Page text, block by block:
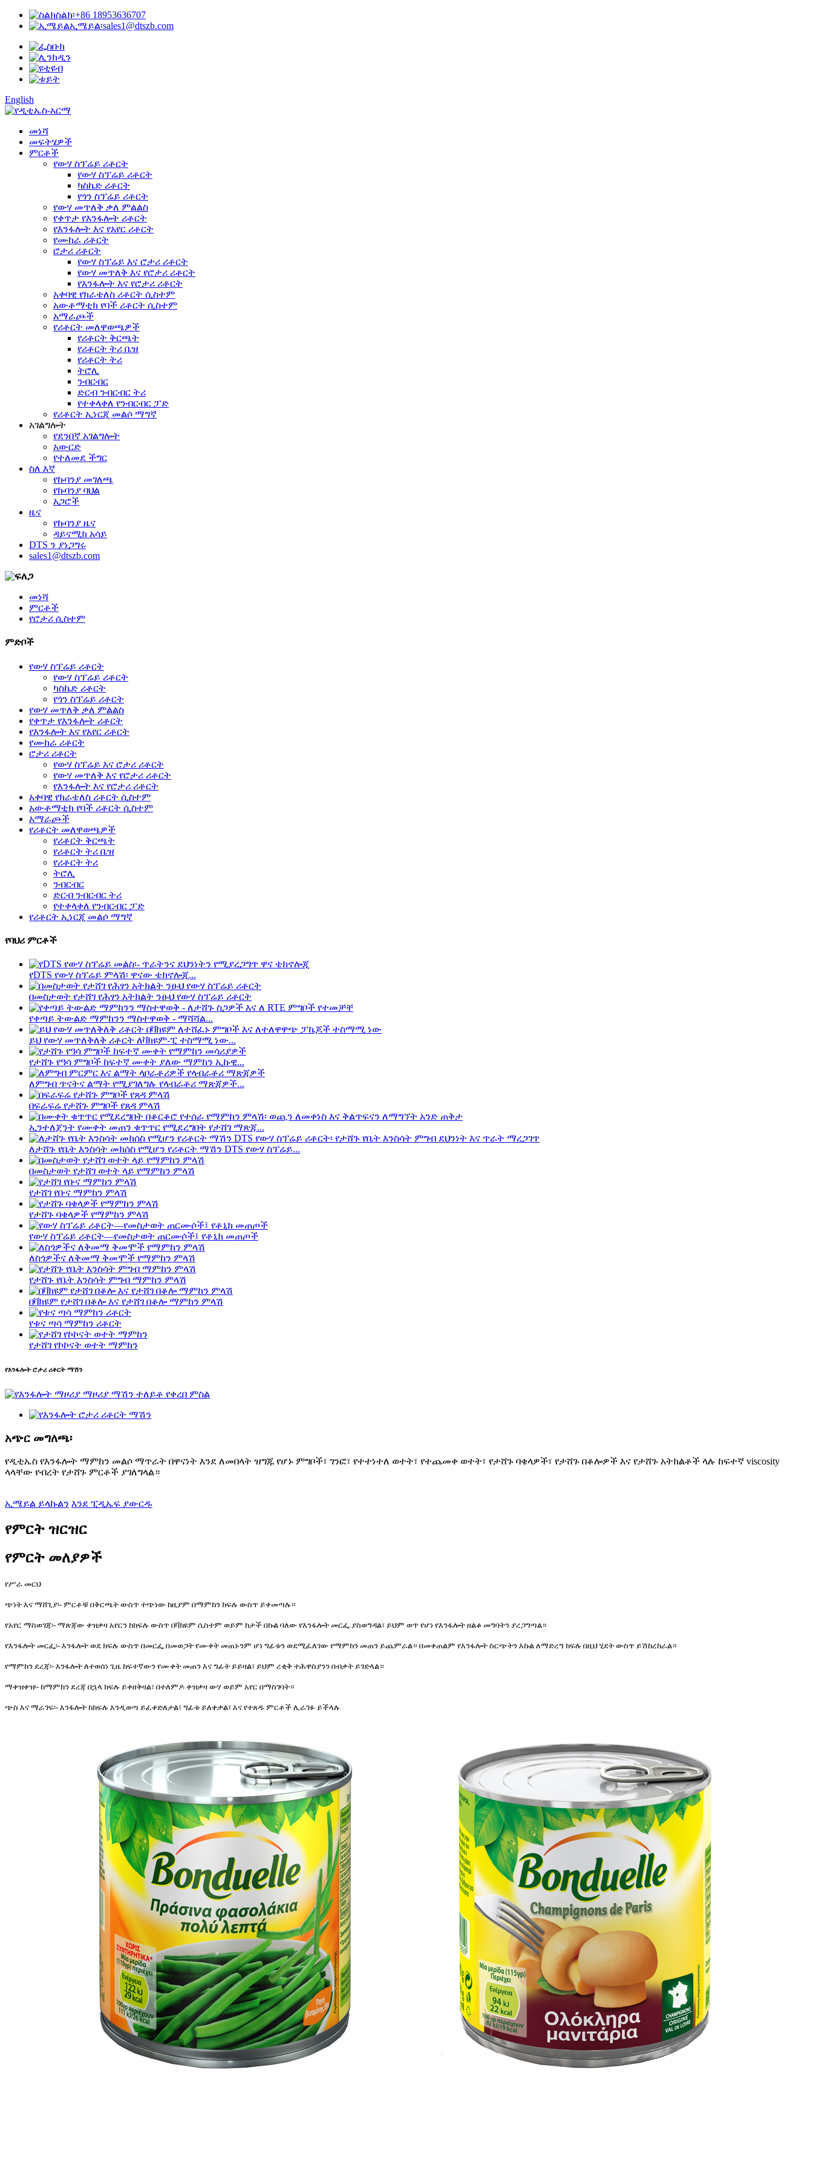
ስልክ፡+86 18953636707
ኢሜይል፡sales1@dtszb.com
English
መነሻ
መፍትሄዎች
ምርቶች
የውሃ ስፕሬይ ሪቶርት
የውሃ ስፕሬይ ሪቶርት
ካስኬድ ሪቶርት
የጎን ስፕሬይ ሪቶርት
የውሃ መጥለቅ ቃለ ምልልስ
የቀጥታ የእንፋሎት ሪቶርት
የእንፋሎት እና የአየር ሪቶርት
የሙከራ ሪቶርት
ሮታሪ ሪቶርት
የውሃ ስፕሬይ እና ሮታሪ ሪቶርት
የውሃ መጥለቅ እና የሮታሪ ሪቶርት
የእንፋሎት እና የሮታሪ ሪቶርት
አቀባዊ የክራቴለስ ሪቶርት ሲስተም
አውቶማቲክ የባች ሪቶርት ሲስተም
አማራጮች
የሪቶርት መለዋወጫዎች
የሪቶርት ቅርጫት
የሪቶርት ትሪ ቤዝ
የሪቶርት ትሪ
ትሮሊ
ንብርብር
ድርብ ንብርብር ትሪ
የተቀላቀለ የንብርብር ፓድ
የሪቶርት ኢነርጂ መልሶ ማግኛ
አገልግሎት
የደንበኛ አገልግሎት
አውርድ
የተለመደ ችግር
ስለ እኛ
የኩባንያ መገለጫ
የኩባንያ ባህል
አጋሮች
ዜና
የኩባንያ ዜና
ዳይናሚክ አሳይ
DTS ን ያነጋግሩ
sales1@dtszb.com
መነሻ
ምርቶች
የሮታሪ ሲስተም
ምድቦች
የውሃ ስፕሬይ ሪቶርት
የውሃ ስፕሬይ ሪቶርት
ካስኬድ ሪቶርት
የጎን ስፕሬይ ሪቶርት
የውሃ መጥለቅ ቃለ ምልልስ
የቀጥታ የእንፋሎት ሪቶርት
የእንፋሎት እና የአየር ሪቶርት
የሙከራ ሪቶርት
ሮታሪ ሪቶርት
የውሃ ስፕሬይ እና ሮታሪ ሪቶርት
የውሃ መጥለቅ እና የሮታሪ ሪቶርት
የእንፋሎት እና የሮታሪ ሪቶርት
አቀባዊ የክራቴለስ ሪቶርት ሲስተም
አውቶማቲክ የባች ሪቶርት ሲስተም
አማራጮች
የሪቶርት መለዋወጫዎች
የሪቶርት ቅርጫት
የሪቶርት ትሪ ቤዝ
የሪቶርት ትሪ
ትሮሊ
ንብርብር
ድርብ ንብርብር ትሪ
የተቀላቀለ የንብርብር ፓድ
የሪቶርት ኢነርጂ መልሶ ማግኛ
የባህሪ ምርቶች
የDTS የውሃ ስፕሬይ ምላሽ፡ ዋናው ቴክኖሎጂ...
በመስታወት የታሸገ የሕፃን አትክልት ንፁህ የውሃ ስፕሬይ ሪቶርት
የቀጣይ ትውልድ ማምከንን ማስተዋወቅ - ማሻሻል...
ይህ የውሃ መጥለቅለቅ ሪቶርት ለቫክዩም-ፒ ተስማሚ ነው...
የታሸጉ የዓሳ ምግቦች ከፍተኛ ሙቀት ያለው ማምከን ኢኩዊ...
ለምግብ ጥናትና ልማት የሚያገለግሉ የላብራቶሪ ማጽጃዎች...
በፍራፍሬ የታሸጉ ምግቦች የጸዳ ምላሽ
ኢንተለጀንት የሙቀት መጠን ቁጥጥር የሚደረግበት የታሸገ ማጽጃ...
ለታሸጉ የቤት እንስሳት መክሰስ የሚሆን የሪቶርት ማሽን DTS የውሃ ስፕሬይ...
በመስታወት የታሸገ ወተት ላይ የማምከን ምላሽ
የታሸገ የቡና ማምከን ምላሽ
የታሸጉ ባቄላዎች የማምከን ምላሽ
የውሃ ስፕሬይ ሪቶርት—የመስታወት ጠርሙሶች፤ የቶኒክ መጠጦች
ለስጎዎችና ለቅመማ ቅመሞች የማምከን ምላሽ
የታሸጉ የቤት እንስሳት ምግብ ማምከን ምላሽ
በቫክዩም የታሸገ በቆሎ እና የታሸገ በቆሎ ማምከን ምላሽ
የቱና ጣሳ ማምከን ሪቶርት
የታሸገ የኮኮናት ወተት ማምከን
የእንፋሎት ሮታሪ ሪቶርት ማሽን
አጭር መግለጫ፡
የዲቲኤስ የእንፋሎት ማምከን መልሶ ማጥራት በዋናነት እንደ ለመበላት ዝግጁ የሆኑ ምግቦች፣ ገንፎ፣ የተተነተለ ወተት፣ የተጨመቀ ወተት፣ የታሸጉ ባቄላዎች፣ የታሸጉ በቆሎዎች እና የታሸጉ አትክልቶች ላሉ ከፍተኛ viscosity
ላላቸው የብረት የታሸጉ ምርቶች ያገለግላል።
ኢሜይል ይላኩልን እንደ ፒዲኤፍ ያውርዱ
የምርት ዝርዝር
የምርት መለያዎች
የሥራ መርህ
ጭነት እና ማሸጊያ፡- ምርቶቹ በቅርጫት ውስጥ ተጭነው ከዚያም በማምከን ክፍሉ ውስጥ ይቀመጣሉ።
የአየር ማስወገጃ፡- ማጽጃው ቀዝቃዛ አየርን ከክፍሉ ውስጥ በቫክዩም ሲስተም ወይም ከታች በኩል ባለው የእንፋሎት መርፌ ያስወግዳል፣ ይህም ወጥ የሆነ የእንፋሎት ዘልቆ መግባትን ያረጋግጣል።
የእንፋሎት መርፌ፡- እንፋሎት ወደ ክፍሉ ውስጥ በመርፌ በመወጋት የሙቀት መጠኑንም ሆነ ግፊቱን ወደሚፈለገው የማምከን መጠን ይጨምራል። በመቀጠልም የእንፋሎት ስርጭትን እኩል ለማድረግ ክፍሉ በዚህ ሂደት ውስጥ ይሽከረከራል።
የማምከን ደረጃ፡- እንፋሎት ለተወሰነ ጊዜ ከፍተኛውን የሙቀት መጠን እና ግፊት ይይዛል፣ ይህም ረቂቅ ተሕዋስያንን በብቃት ይገድላል።
ማቀዝቀዝ፡- ከማምከን ደረጃ በኋላ ክፍሉ ይቀዘቅዛል፣ በተለምዶ ቀዝቃዛ ውሃ ወይም አየር በማስገባት።
ጭስ እና ማራገፍ፡- እንፋሎት ከክፍሉ እንዲወጣ ይፈቀድለታል፣ ግፊቱ ይለቀቃል፣ እና የተጸዱ ምርቶች ሊራገፉ ይችላሉ